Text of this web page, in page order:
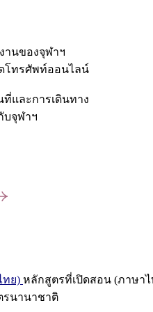
านของจุฬาฯ
โทรศัพท์ออนไลน์
ที่และการเดินทาง
บจุฬาฯ
ทย) หลักสูตรที่เปิดสอน (ภาษาไ
รนานาชาติ